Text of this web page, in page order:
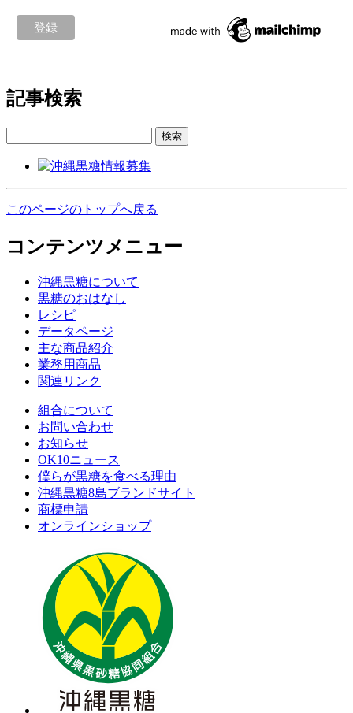
記事検索
検索
このページのトップへ戻る
コンテンツメニュー
沖縄黒糖について
黒糖のおはなし
レシピ
データページ
主な商品紹介
業務用商品
関連リンク
組合について
お問い合わせ
お知らせ
OK10ニュース
僕らが黒糖を食べる理由
沖縄黒糖8島ブランドサイト
商標申請
オンラインショップ